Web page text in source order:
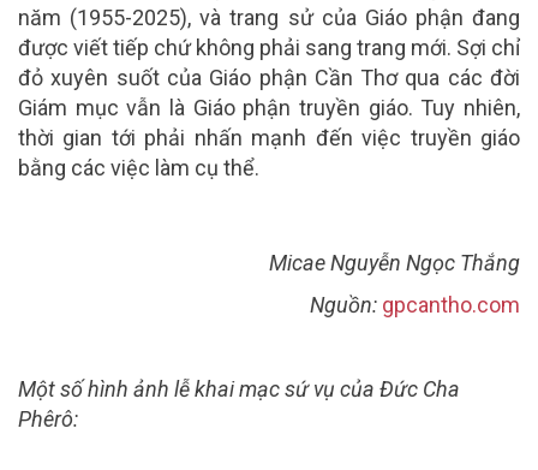
năm (1955-2025), và trang sử của Giáo phận đang
được viết tiếp chứ không phải sang trang mới. Sợi chỉ
đỏ xuyên suốt của Giáo phận Cần Thơ qua các đời
Giám mục vẫn là Giáo phận truyền giáo. Tuy nhiên,
thời gian tới phải nhấn mạnh đến việc truyền giáo
bằng các việc làm cụ thể.
Micae Nguyễn Ngọc Thắng
Nguồn: gpcantho.com
Một số hình ảnh lễ khai mạc sứ vụ của Đức Cha
Phêrô: